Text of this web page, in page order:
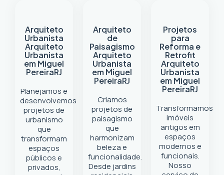
Arquiteto
Urbanista
Arquiteto
Urbanista
em Miguel
PereiraRJ
Planejamos e
desenvolvemos
projetos de
urbanismo
que
transformam
espaços
públicos e
privados,
Arquiteto
de
Paisagismo
Arquiteto
Urbanista
em Miguel
PereiraRJ
Criamos
projetos de
paisagismo
que
harmonizam
beleza e
funcionalidade.
Desde jardins
Projetos
para
Reforma e
Retrofit
Arquiteto
Urbanista
em Miguel
PereiraRJ
Transformamos
imóveis
antigos em
espaços
modernos e
funcionais.
Nosso